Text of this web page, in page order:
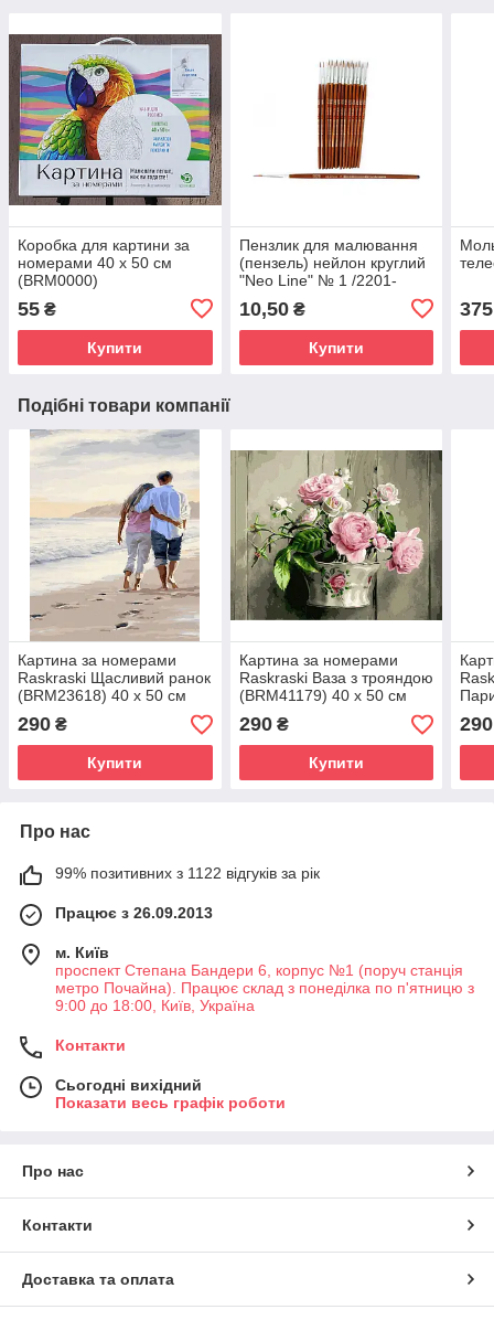
Коробка для картини за
номерами 40 х 50 см
(BRM0000)
55 ₴
Купити
Пензлик для малювання
(пензель) нейлон круглий
"Neo Line" № 1 /2201-
10,50₴
Купити
375
Подібні товари компанії
Картина за номерами
Raskraski Щасливий ранок
(BRM23618) 40 х 50 см
290 ₴
Купити
Картина за номерами
Raskraski Ваза з трояндою
(BRM41179) 40 х 50 см
290₴
Купити
50
290
Про нас
99% позитивних з 1122 відгуків за рік
Працює з 26.09.2013
м. Київ
проспект Степана Бандери 6, корпус №1 (поруч станція
метро Почайна). Працює склад з понеділка по п'ятницю з
9:00 до 18:00, Київ, Україна
Контакти
Сьогодні вихідний
Показати весь графік роботи
Про нас
Контакти
Доставка та оплата